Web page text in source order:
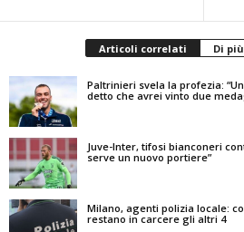
Articoli correlati Di
Paltrinieri svela la profezia:
detto che avrei vinto due
Juve-Inter, tifosi bianconeri
serve un nuovo portiere”
Milano, agenti polizia locale:
restano in carcere gli altri 4